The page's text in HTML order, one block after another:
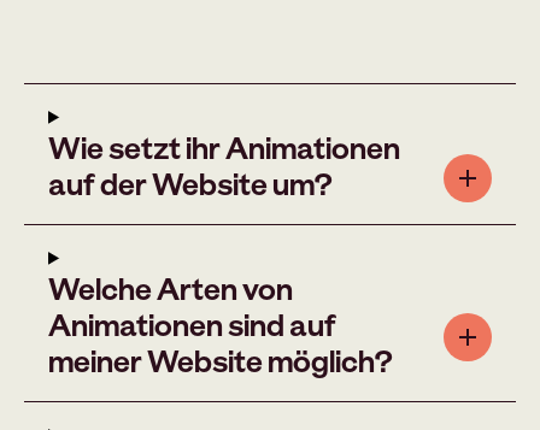
Wie setzt ihr Animationen
auf der Website um?
Welche Arten von
Animationen sind auf
meiner Website möglich?